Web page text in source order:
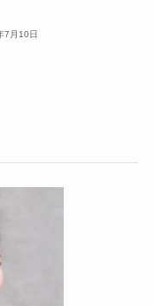
7月10日